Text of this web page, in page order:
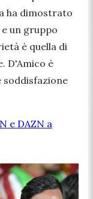
ha dimostrato
un gruppo
è quella di
D'Amico è
e DAZN a